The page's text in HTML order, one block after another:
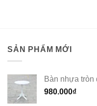
SẢN PHẨM MỚI
Bàn nhựa tròn
980.000₫